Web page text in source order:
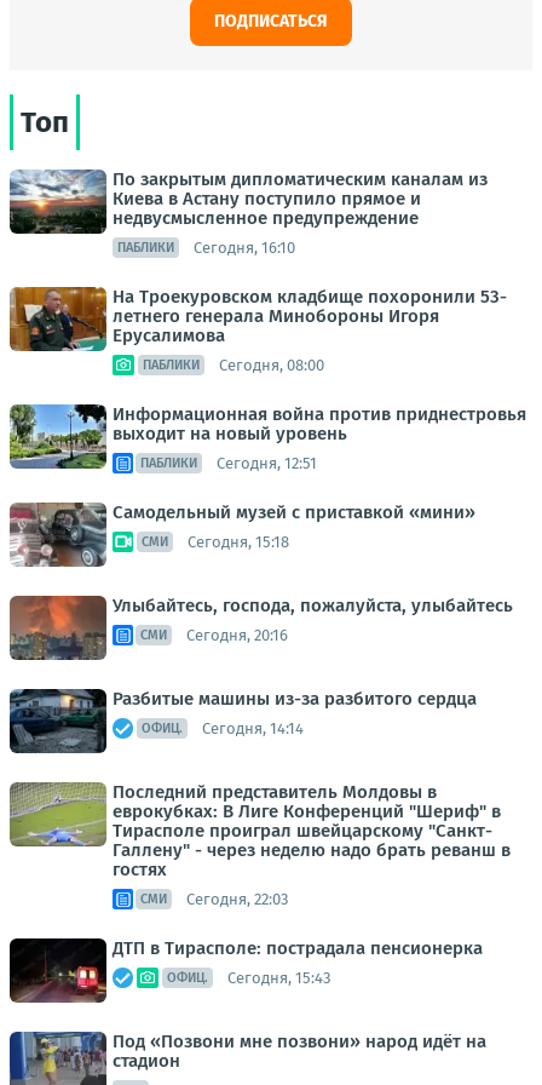
ПОДПИСАТЬСЯ
Топ
По закрытым дипломатическим каналам из
Киева в Астану поступило прямое и
недвусмысленное предупреждение
ПАБЛИКИ Сегодня, 16:10
На Троекуровском кладбище похоронили 53-
летнего генерала Минобороны Игоря
Ерусалимова
ПАБЛИКИ Сегодня, 08:00
Информационная война против приднестровья
выходит на новый уровень
ПАБЛИКИ Сегодня, 12:51
Самодельный музей с приставкой «мини»
СМИ Сегодня, 15:18
Улыбайтесь, господа, пожалуйста, улыбайтесь
СМИ Сегодня, 20:16
Разбитые машины из-за разбитого сердца
ОФИЦ. Сегодня, 14:14
Последний представитель Молдовы в
еврокубках: В Лиге Конференций "Шериф" в
Тирасполе проиграл швейцарскому "Санкт-
Галлену" - через неделю надо брать реванш в
гостях
СМИ Сегодня, 22:03
ДТП в Тирасполе: пострадала пенсионерка
ОФИЦ. Сегодня, 15:43
Под «Позвони мне позвони» народ идёт на
стадион